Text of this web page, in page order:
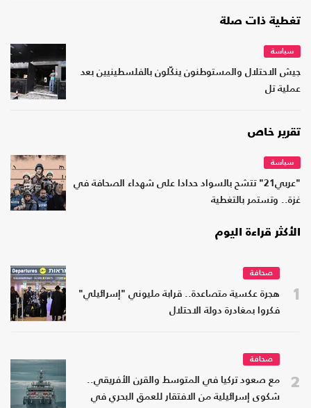
تغطية ذات صلة
سياسة
جيش الاحتلال والمستوطنون ينكّلون بالفلسطينيين بعد
عملية تل
تقرير خاص
سياسة
"عربي21" تتشح بالسواد حدادا على شهداء الصحافة في
غزة.. وتستمر بالتغطية
الأكثر قراءة اليوم
1
صحافة
هجرة عكسية متصاعدة.. قرابة مليوني "إسرائيلي"
فكروا بمغادرة دولة الاحتلال
2
صحافة
مع صعود تركيا في المتوسط والقرن الأفريقي..
شكوى إسرائيلية من الافتقار للعمق البحري في